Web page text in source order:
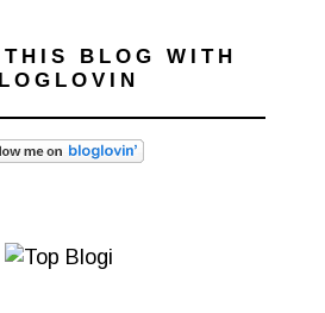
BLOG WITH